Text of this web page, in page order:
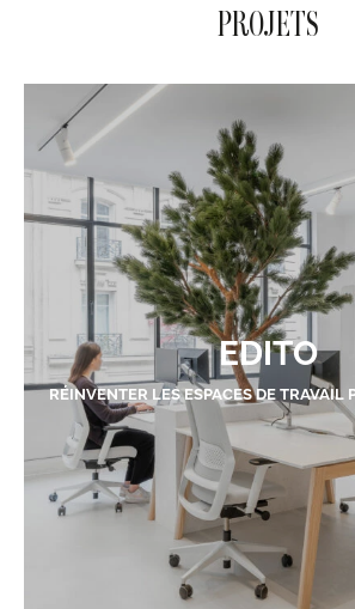
PROJETS
EDITO
RÉINVENTER LES ESPACES DE TRAVAIL